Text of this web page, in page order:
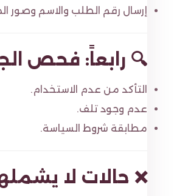
إرسال رقم الطلب والاسم وصور
🔍 رابعاً: فحص
التأكد من عدم الاستخدام.
عدم وجود تلف.
مطابقة شروط السياسة.
❌ حالات لا